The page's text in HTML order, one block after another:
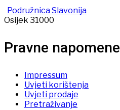
Podružnica Slavonija
Osijek 31000
Pravne napomene
Impressum
Uvjeti korištenja
Uvjeti prodaje
Pretraživanje